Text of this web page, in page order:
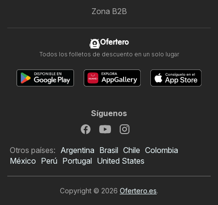
Zona B2B
Ofertero
Todos los folletos de descuento en un solo lugar
Síguenos
Otros países: Argentina Brasil Chile Colombia
México Perú Portugal United States
Copyright © 2026 Ofertero.es.